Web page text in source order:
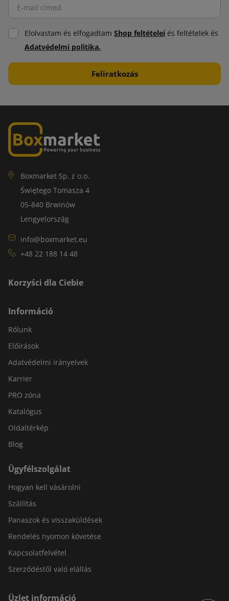
Elolvastam és elfogadtam Shop feltételei és feltételek és
Adatvédelmi politika.
Boxmarket Sp. z o.o.
Świętego Tomasza 4
05-840 Brwinów
Lengyelország
info@boxmarket.eu
+48 22 188 14 48
Korzyści dla Ciebie
Információ
Rólunk
Előírások
Adatvédelmi irányelvek
Karrier
PRO zóna
Katalógus
Oldaltérkép
Blog
Ügyfélszolgálat
Hogyan kell vásárolni
Szállítás
Panaszok és visszaküldések
Rendelés nyomon követése
Kapcsolatfelvétel
Szerződéstől való elállás
Üzlet információ